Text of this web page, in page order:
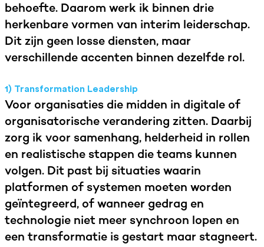
behoefte. Daarom werk ik binnen drie
herkenbare vormen van interim leiderschap.
Dit zijn geen losse diensten, maar
verschillende accenten binnen dezelfde rol.
1) Transformation Leadership
Voor organisaties die midden in digitale of
organisatorische verandering zitten. Daarbij
zorg ik voor samenhang, helderheid in rollen
en realistische stappen die teams kunnen
volgen. Dit past bij situaties waarin
platformen of systemen moeten worden
geïntegreerd, of wanneer gedrag en
technologie niet meer synchroon lopen en
een transformatie is gestart maar stagneert.